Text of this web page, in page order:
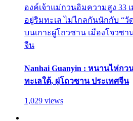
องค์เจ้าแม่กวนอิมความสูง 33
อยู่ริมทะเล ไม่ไกลกันนักกับ “วั
บนเกาะผู่โถวซาน เมืองโจวซา
จีน
Nanhai Guanyin : หนานไห่ก
ทะเลใต้, ผู่โถวซาน ประเทศจีน
1,029 views